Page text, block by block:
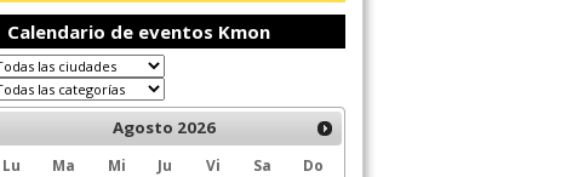
Calendario de eventos Kmon
Agosto 2026
Lu Ma Mi Ju Vi Sa
Do